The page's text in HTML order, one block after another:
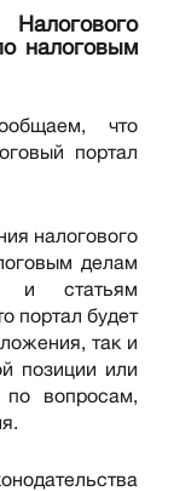
налоговым
что
портал
налогового
делам
и статьям
портал будет
так и
позиции или
по вопросам,